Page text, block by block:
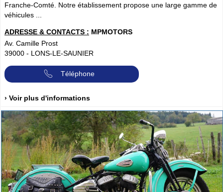
Franche-Comté. Notre établissement propose une large gamme de
véhicules ...
ADRESSE & CONTACTS : MPMOTORS
Av. Camille Prost
39000 - LONS-LE-SAUNIER
Téléphone
› Voir plus d'informations